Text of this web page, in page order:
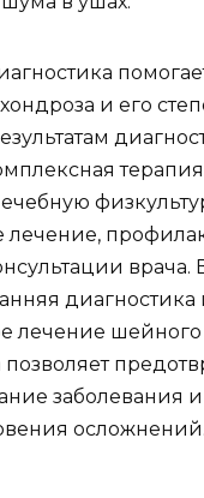
и его
лечение,
врача.
диагностика
лечение шейного
позволяет
заболевания
осложнений.